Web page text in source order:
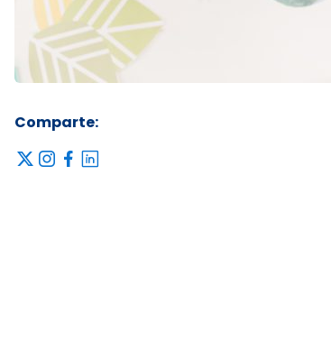
Comparte:
x instagram
facebook